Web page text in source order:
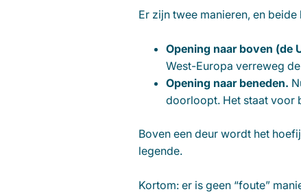
Er zijn twee manieren, en
Opening naar boven (de
West-Europa verreweg
Opening naar beneden.
doorloopt. Het staat voor
Boven een deur wordt het
legende.
Kortom: er is geen “foute”